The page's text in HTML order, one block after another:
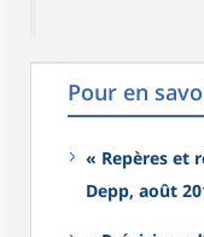
Pour en
« Repères et
Depp, août